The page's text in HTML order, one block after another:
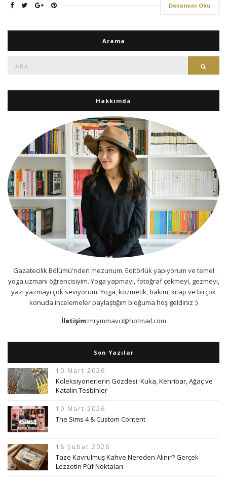
Devamını Oku
Arama
Hakkımda
Gazatecilik Bölümü'nden mezunum. Editörlük yapıyorum ve temel
yoga uzmanı öğrencisiyim. Yoga yapmayı, fotoğraf çekmeyi, gezmeyi,
yazı yazmayı çok seviyorum. Yoga, kozmetik, bakım, kitap ve birçok
konuda incelemeler paylaştığım bloğuma hoş geldiniz :)
İletişim:mrymmavci@hotmail.com
Son Yazılar
10 Mart 2026
Koleksiyonerlerin Gözdesi: Kuka, Kehribar, Ağaç ve
Katalin Tesbihler
10 Mart 2026
The Sims 4 & Custom Content
18 Şubat 2026
Taze Kavrulmuş Kahve Nereden Alınır? Gerçek
Lezzetin Püf Noktaları